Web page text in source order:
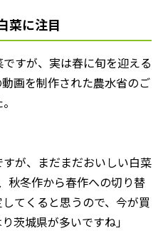
菜に注目
すが、実は春に旬を迎える
画を制作された農水省のご
すが、まだまだおいしい白菜
秋冬作から春作への切り替
てくると思うので、今が買
茨城県が多いですね」